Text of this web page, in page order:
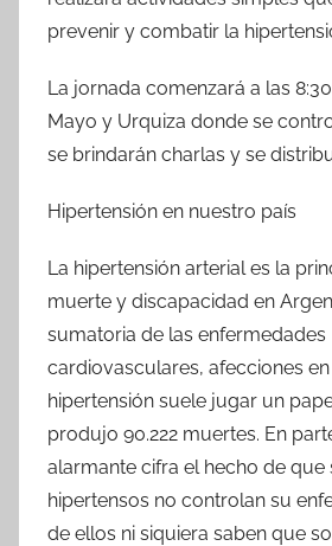
prevenir y combatir la
La jornada comenzará a las
Mayo y Urquiza donde se
se brindarán charlas y se
Hipertensión en nuestro país
La hipertensión arterial es la
muerte y discapacidad en
sumatoria de las enfermedades
cardiovasculares, afecciones
hipertensión suele jugar un
produjo 90.222 muertes. En
alarmante cifra el hecho de que
hipertensos no controlan su
de ellos ni siquiera saben que